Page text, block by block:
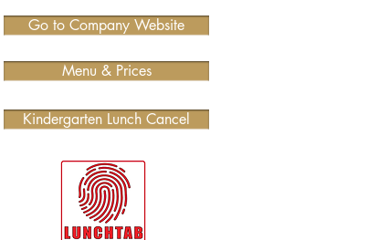
Go to Company Website
Menu & Prices
Kindergarten Lunch Cancel